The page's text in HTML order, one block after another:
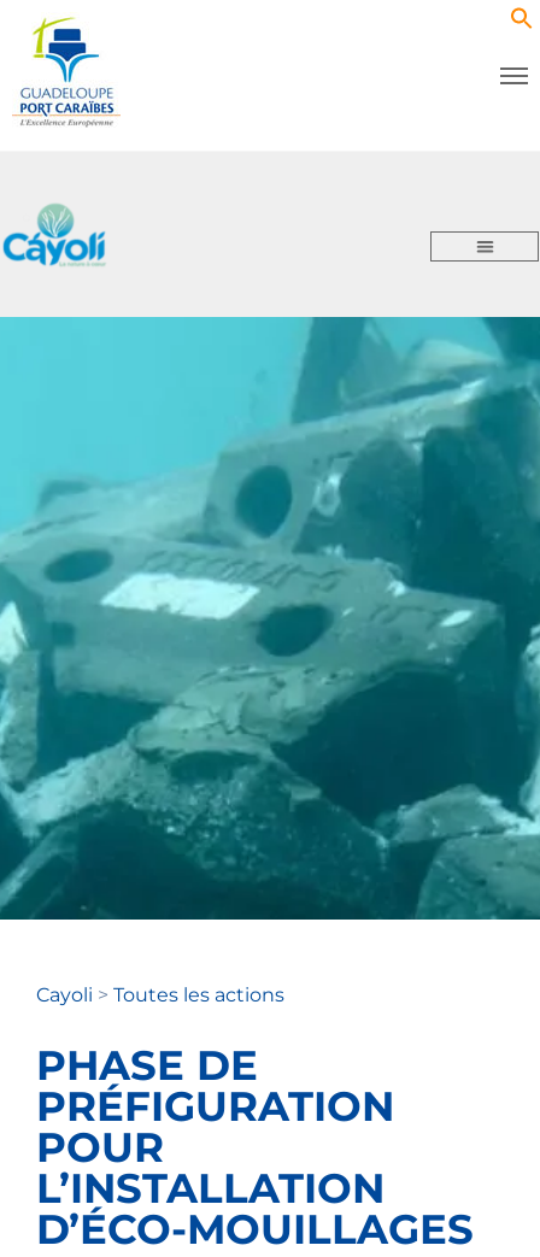
Cayoli > Toutes les actions
PHASE DE
PRÉFIGURATION
POUR
L’INSTALLATION
D’ÉCO-MOUILLAGES